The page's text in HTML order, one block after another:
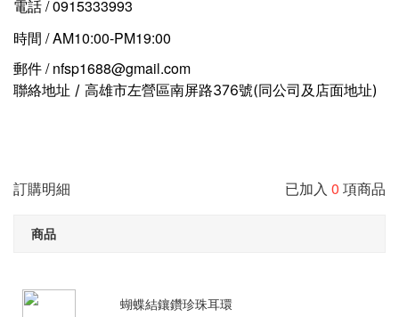
電話 / 0915333993
時間 / AM10:00-PM19:00
郵件 / nfsp1688@gmail.com
聯絡地址 / 高雄市左營區南屏路376號(同公司及店面地址)
訂購明細 已加入 0 項商品
商品
蝴蝶結鑲鑽珍珠耳環